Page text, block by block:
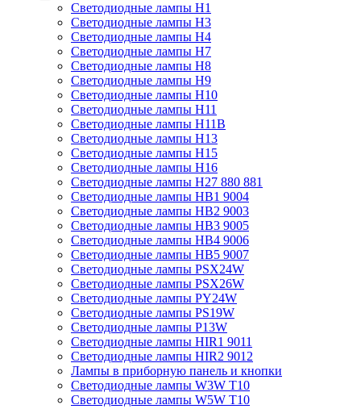
Светодиодные лампы H1
Светодиодные лампы H3
Светодиодные лампы H4
Светодиодные лампы H7
Светодиодные лампы H8
Светодиодные лампы H9
Светодиодные лампы H10
Светодиодные лампы H11
Светодиодные лампы H11B
Светодиодные лампы H13
Светодиодные лампы H15
Светодиодные лампы H16
Светодиодные лампы H27 880 881
Светодиодные лампы HB1 9004
Светодиодные лампы HB2 9003
Светодиодные лампы HB3 9005
Светодиодные лампы HB4 9006
Светодиодные лампы HB5 9007
Светодиодные лампы PSX24W
Светодиодные лампы PSX26W
Светодиодные лампы PY24W
Светодиодные лампы PS19W
Светодиодные лампы P13W
Светодиодные лампы HIR1 9011
Светодиодные лампы HIR2 9012
Лампы в приборную панель и кнопки
Светодиодные лампы W3W T10
Светодиодные лампы W5W T10